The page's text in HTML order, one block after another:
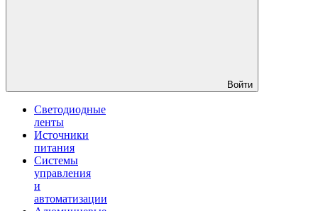
Войти
Светодиодные
ленты
Источники
питания
Системы
управления
и
автоматизации